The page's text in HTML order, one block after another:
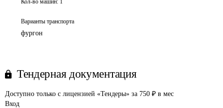
Кол-во машин: 1
Варианты транспорта
фургон
Тендерная документация
Доступно только с лицензией «Тендеры» за 750 ₽ в мес
Вход